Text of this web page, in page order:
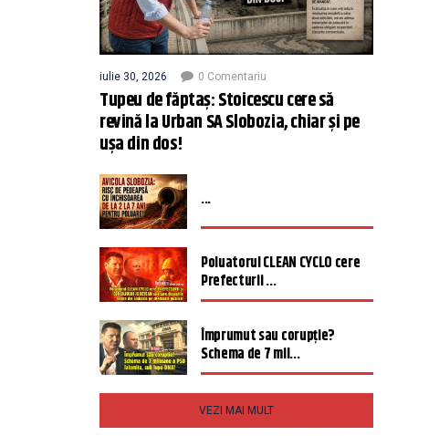
iulie 30, 2026 0 Comentariu
Tupeu de făptaș: Stoicescu cere să
revină la Urban SA Slobozia, chiar și pe
ușa din dos!
...
Poluatorul CLEAN CYCLO cere
Prefecturii ...
Împrumut sau corupție?
Schema de 7 mil...
VEZI MAI MULT